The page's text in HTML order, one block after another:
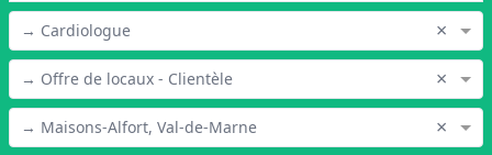
→ Cardiologue ×
→ Offre de locaux - Clientèle ×
→ Maisons-Alfort, Val-de-Marne ×